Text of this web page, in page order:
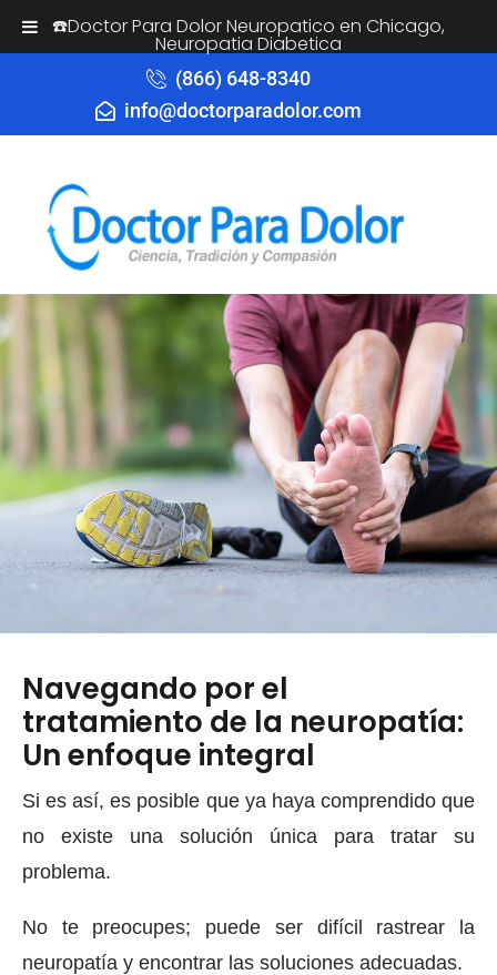
(866) 648-8340
info@doctorparadolor.com
Navegando por el
tratamiento de la neuropatía:
Un enfoque integral
Si es así, es posible que ya haya comprendido que
no existe una solución única para tratar su
problema.
No te preocupes; puede ser difícil rastrear la
neuropatía y encontrar las soluciones adecuadas.
☎️Doctor Para Dolor Neuropatico en Chicago,
Neuropatia Diabetica